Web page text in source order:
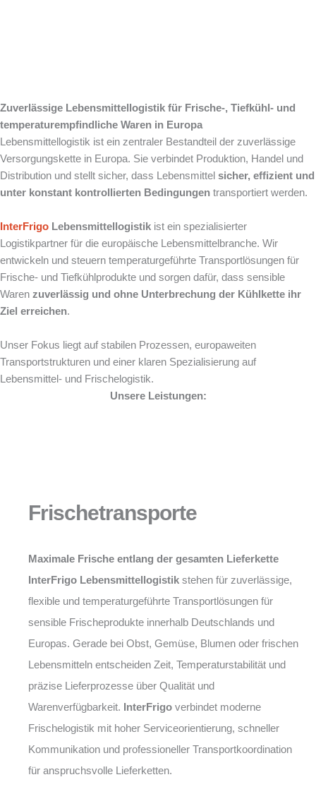
Zuverlässige Lebensmittellogistik für Frische-, Tiefkühl- und
temperaturempfindliche Waren in Europa
Lebensmittellogistik ist ein zentraler Bestandteil der zuverlässige
Versorgungskette in Europa. Sie verbindet Produktion, Handel und
Distribution und stellt sicher, dass Lebensmittel sicher, effizient und
unter konstant kontrollierten Bedingungen transportiert werden.
InterFrigo Lebensmittellogistik ist ein spezialisierter
Logistikpartner für die europäische Lebensmittelbranche. Wir
entwickeln und steuern temperaturgeführte Transportlösungen für
Frische- und Tiefkühlprodukte und sorgen dafür, dass sensible
Waren zuverlässig und ohne Unterbrechung der Kühlkette ihr
Ziel erreichen.
Unser Fokus liegt auf stabilen Prozessen, europaweiten
Transportstrukturen und einer klaren Spezialisierung auf
Lebensmittel- und Frischelogistik.
Unsere Leistungen:
Frischetransporte
Maximale Frische entlang der gesamten Lieferkette
InterFrigo Lebensmittellogistik stehen für zuverlässige,
flexible und temperaturgeführte Transportlösungen für
sensible Frischeprodukte innerhalb Deutschlands und
Europas. Gerade bei Obst, Gemüse, Blumen oder frischen
Lebensmitteln entscheiden Zeit, Temperaturstabilität und
präzise Lieferprozesse über Qualität und
Warenverfügbarkeit. InterFrigo verbindet moderne
Frischelogistik mit hoher Serviceorientierung, schneller
Kommunikation und professioneller Transportkoordination
für anspruchsvolle Lieferketten.